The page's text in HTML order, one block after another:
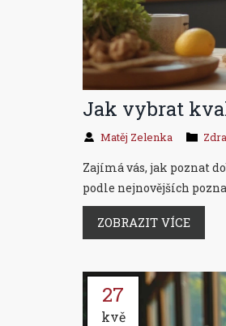
Jak vybrat
Matěj Zelenka
Zajímá vás, jak poznat
podle nejnovějších
ZOBRAZIT VÍCE
27
kvě